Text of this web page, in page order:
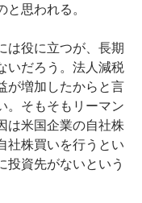
思われる。
は役に立つが、長期
いだろう。法人減税
が増加したからと言
。そもそもリーマン
は米国企業の自社株
社株買いを行うとい
投資先がないという